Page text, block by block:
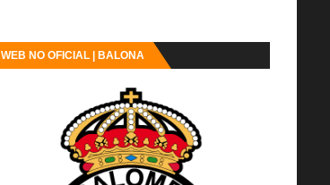
WEB NO OFICIAL | BALONA